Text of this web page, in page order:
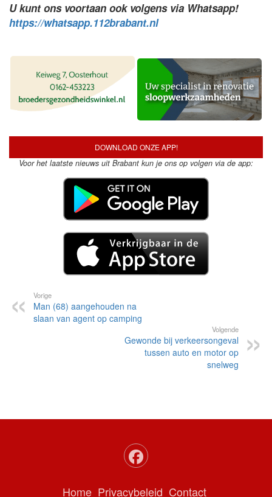
U kunt ons voortaan ook volgens via Whatsapp!
https://whatsapp.112brabant.nl
DOWNLOAD ONZE APP!
Voor het laatste nieuws uit Brabant kun je ons op volgen via de app:
Vorige
Man (68) aangehouden na
slaan van agent op camping
Volgende
Gewonde bij verkeersongeval
tussen auto en motor op
snelweg
Home Privacybeleid Contact